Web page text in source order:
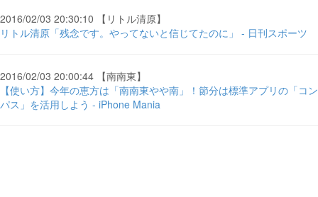
2016/02/03 20:30:10 【リトル清原】
リトル清原「残念です。やってないと信じてたのに」 - 日刊スポーツ
2016/02/03 20:00:44 【南南東】
【使い方】今年の恵方は「南南東やや南」！節分は標準アプリの「コン
パス」を活用しよう - iPhone Mania